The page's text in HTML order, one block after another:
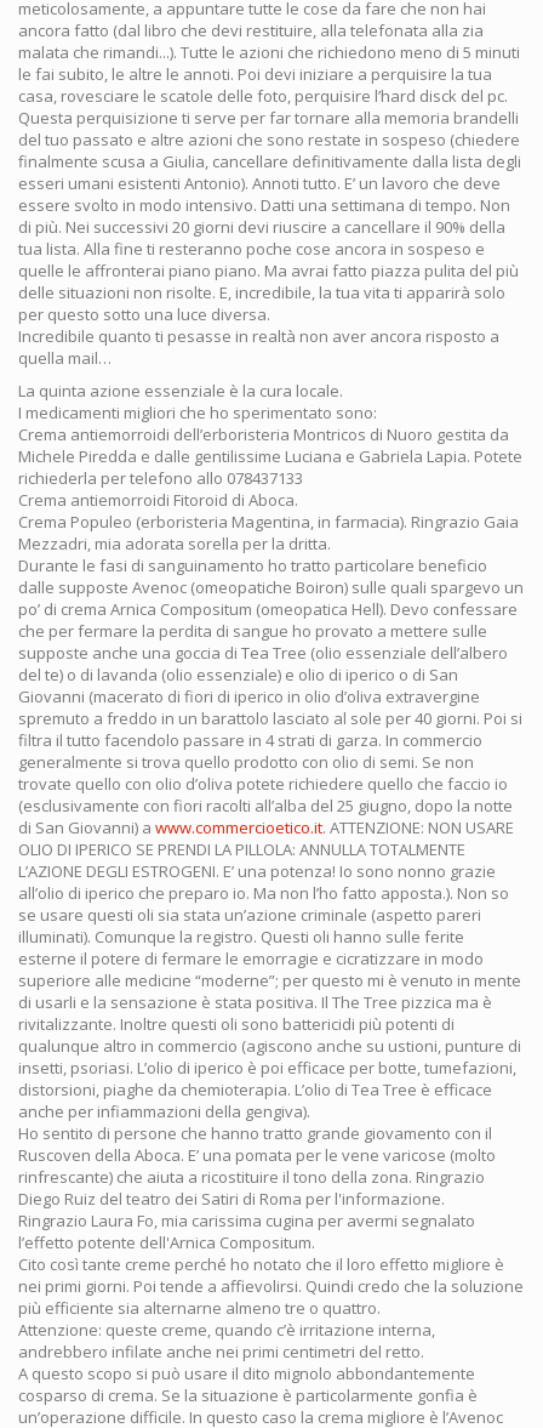
meticolosamente, a appuntare tutte le cose da fare che non hai
ancora fatto (dal libro che devi restituire, alla telefonata alla zia
malata che rimandi...). Tutte le azioni che richiedono meno di 5 minuti
le fai subito, le altre le annoti. Poi devi iniziare a perquisire la tua
casa, rovesciare le scatole delle foto, perquisire l’hard disck del pc.
Questa perquisizione ti serve per far tornare alla memoria brandelli
del tuo passato e altre azioni che sono restate in sospeso (chiedere
finalmente scusa a Giulia, cancellare definitivamente dalla lista degli
esseri umani esistenti Antonio). Annoti tutto. E’ un lavoro che deve
essere svolto in modo intensivo. Datti una settimana di tempo. Non
di più. Nei successivi 20 giorni devi riuscire a cancellare il 90% della
tua lista. Alla fine ti resteranno poche cose ancora in sospeso e
quelle le affronterai piano piano. Ma avrai fatto piazza pulita del più
delle situazioni non risolte. E, incredibile, la tua vita ti apparirà solo
per questo sotto una luce diversa.
Incredibile quanto ti pesasse in realtà non aver ancora risposto a
quella mail…
La quinta azione essenziale è la cura locale.
I medicamenti migliori che ho sperimentato sono:
Crema antiemorroidi dell’erboristeria Montricos di Nuoro gestita da
Michele Piredda e dalle gentilissime Luciana e Gabriela Lapia. Potete
richiederla per telefono allo 078437133
Crema antiemorroidi Fitoroid di Aboca.
Crema Populeo (erboristeria Magentina, in farmacia). Ringrazio Gaia
Mezzadri, mia adorata sorella per la dritta.
Durante le fasi di sanguinamento ho tratto particolare beneficio
dalle supposte Avenoc (omeopatiche Boiron) sulle quali spargevo un
po’ di crema Arnica Compositum (omeopatica Hell). Devo confessare
che per fermare la perdita di sangue ho provato a mettere sulle
supposte anche una goccia di Tea Tree (olio essenziale dell’albero
del te) o di lavanda (olio essenziale) e olio di iperico o di San
Giovanni (macerato di fiori di iperico in olio d’oliva extravergine
spremuto a freddo in un barattolo lasciato al sole per 40 giorni. Poi si
filtra il tutto facendolo passare in 4 strati di garza. In commercio
generalmente si trova quello prodotto con olio di semi. Se non
trovate quello con olio d’oliva potete richiedere quello che faccio io
(esclusivamente con fiori racolti all’alba del 25 giugno, dopo la notte
di San Giovanni) a www.commercioetico.it. ATTENZIONE: NON USARE
OLIO DI IPERICO SE PRENDI LA PILLOLA: ANNULLA TOTALMENTE
L’AZIONE DEGLI ESTROGENI. E’ una potenza! Io sono nonno grazie
all’olio di iperico che preparo io. Ma non l’ho fatto apposta.). Non so
se usare questi oli sia stata un’azione criminale (aspetto pareri
illuminati). Comunque la registro. Questi oli hanno sulle ferite
esterne il potere di fermare le emorragie e cicratizzare in modo
superiore alle medicine “moderne”; per questo mi è venuto in mente
di usarli e la sensazione è stata positiva. Il The Tree pizzica ma è
rivitalizzante. Inoltre questi oli sono battericidi più potenti di
qualunque altro in commercio (agiscono anche su ustioni, punture di
insetti, psoriasi. L’olio di iperico è poi efficace per botte, tumefazioni,
distorsioni, piaghe da chemioterapia. L’olio di Tea Tree è efficace
anche per infiammazioni della gengiva).
Ho sentito di persone che hanno tratto grande giovamento con il
Ruscoven della Aboca. E’ una pomata per le vene varicose (molto
rinfrescante) che aiuta a ricostituire il tono della zona. Ringrazio
Diego Ruiz del teatro dei Satiri di Roma per l'informazione.
Ringrazio Laura Fo, mia carissima cugina per avermi segnalato
l’effetto potente dell'Arnica Compositum.
Cito così tante creme perché ho notato che il loro effetto migliore è
nei primi giorni. Poi tende a affievolirsi. Quindi credo che la soluzione
più efficiente sia alternarne almeno tre o quattro.
Attenzione: queste creme, quando c’è irritazione interna,
andrebbero infilate anche nei primi centimetri del retto.
A questo scopo si può usare il dito mignolo abbondantemente
cosparso di crema. Se la situazione è particolarmente gonfia è
un’operazione difficile. In questo caso la crema migliore è l’Avenoc